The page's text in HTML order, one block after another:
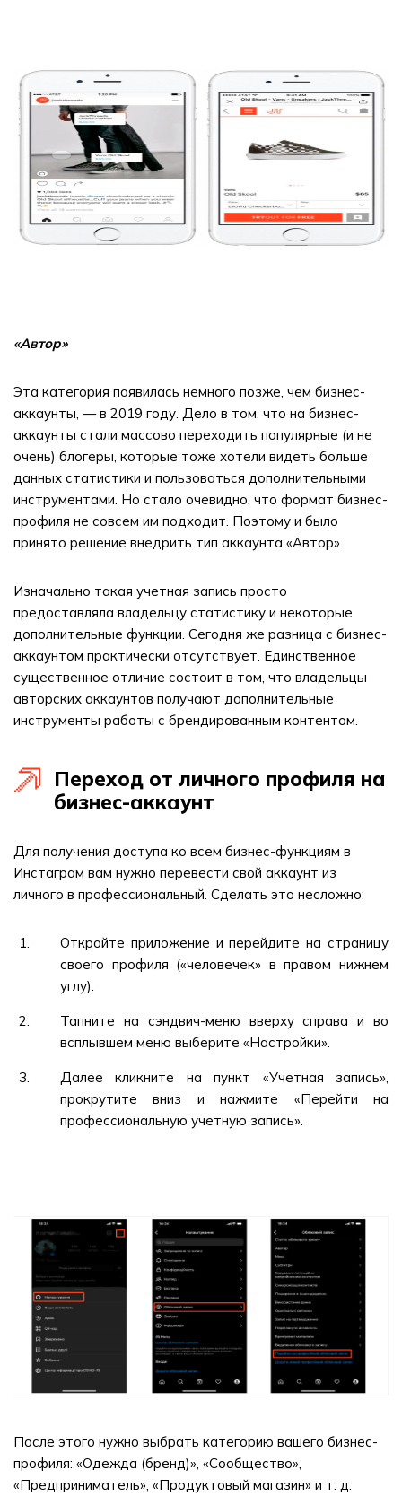
«Автор»
Эта категория появилась немного позже, чем бизнес-
аккаунты, — в 2019 году. Дело в том, что на бизнес-
аккаунты стали массово переходить популярные (и не
очень) блогеры, которые тоже хотели видеть больше
данных статистики и пользоваться дополнительными
инструментами. Но стало очевидно, что формат бизнес-
профиля не совсем им подходит. Поэтому и было
принято решение внедрить тип аккаунта «Автор».
Изначально такая учетная запись просто
предоставляла владельцу статистику и некоторые
дополнительные функции. Сегодня же разница с бизнес-
аккаунтом практически отсутствует. Единственное
существенное отличие состоит в том, что владельцы
авторских аккаунтов получают дополнительные
инструменты работы с брендированным контентом.
Переход от личного профиля на
бизнес-аккаунт
Для получения доступа ко всем бизнес-функциям в
Инстаграм вам нужно перевести свой аккаунт из
личного в профессиональный. Сделать это несложно:
Откройте приложение и перейдите на страницу
своего профиля («человечек» в правом нижнем
углу).
Тапните на сэндвич-меню вверху справа и во
всплывшем меню выберите «Настройки».
Далее кликните на пункт «Учетная запись»,
прокрутите вниз и нажмите «Перейти на
профессиональную учетную запись».
После этого нужно выбрать категорию вашего бизнес-
профиля: «Одежда (бренд)», «Сообщество»,
«Предприниматель», «Продуктовый магазин» и т. д.